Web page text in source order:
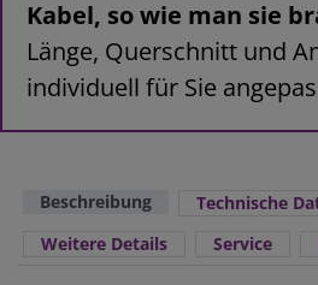
Kabel, so wie man sie
Länge, Querschnitt und
individuell für Sie
Beschreibung
Technische
Weitere Details
Service